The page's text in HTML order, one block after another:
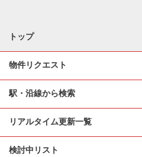
トップ
物件リクエスト
駅・沿線から検索
リアルタイム更新一覧
検討中リスト